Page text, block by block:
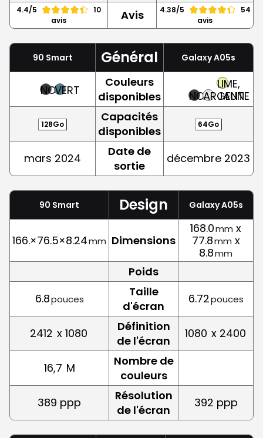
4.4/5
10
avis
Avis 4.38/5
54
avis
90 Smart Général Galaxy A05s
NOIRVERT
Couleurs
disponibles
NOIRARGENT
LIME,
JAUNE
128Go
Capacités
disponibles
64Go
mars 2024
Date de
sortie
décembre 2023
90 Smart Design Galaxy A05s
166.×76.5×8.24mm Dimensions
168.0mm x
77.8mm x
8.8mm
Poids
6.8pouces
Taille
d'écran
6.72pouces
2412 x 1080
Définition
de l'écran
1080 x 2400
16,7 M
Nombre de
couleurs
389 ppp
Résolution
de l'écran
392 ppp